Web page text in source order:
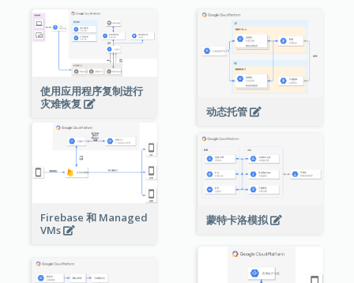
使用应用程序复制进行
灾难恢复
动态托管
Firebase 和 Managed
VMs
蒙特卡洛模拟